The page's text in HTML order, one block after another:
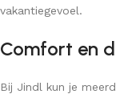
vakantiegevoel.
Comfort en
Bij Jindl kun je